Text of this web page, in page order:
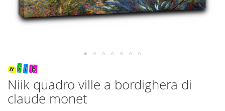
Vai
all'inizio
della
galleria
di
Niik quadro ville a bordighera di
claude monet